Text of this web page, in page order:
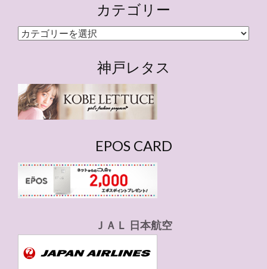
カテゴリー
カ
ー
神戸レタス
EPOS CARD
ＪＡＬ 日本航空